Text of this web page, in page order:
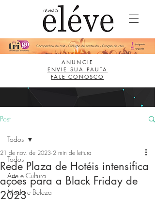
ANUNCIE
ENVIE SUA PAUTA
FALE CONOSCO
Post
Todos
Arte e Cultura
Moda e Beleza
Todos
Rede Plaza de Hotéis intensifica
ações para a Black Friday de
2023
21 de nov. de 2023 2 min de leitura